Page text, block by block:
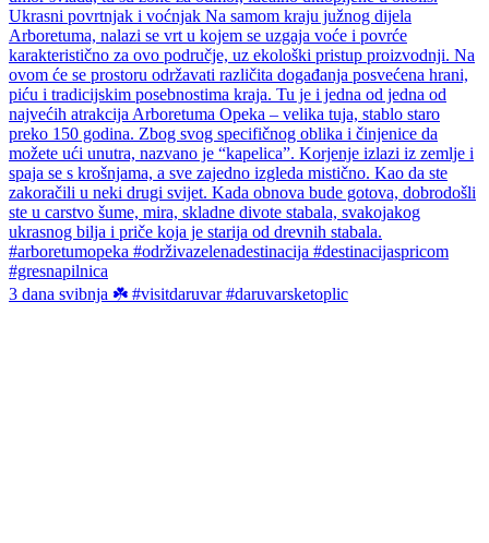
3 dana svibnja ☘️ #visitdaruvar #daruvarsketoplic